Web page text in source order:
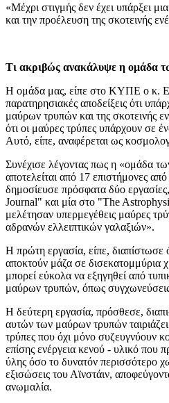
«Μέχρι στιγμής δεν έχει υπάρξει
και την προέλευση της σκοτεινής
Τι ακριβώς ανακάλυψε η ομάδα
Η ομάδα μας, είπε στο ΚΥΠΕ ο κ.
παρατηρησιακές αποδείξεις ότι
μαύρων τρυπών και της σκοτεινής
ότι οι μαύρες τρύπες υπάρχουν σε
Αυτό, είπε, αναφέρεται ως
Συνέχισε λέγοντας πως η «ομάδα
αποτελείται από 17 επιστήμονες
δημοσίευσε πρόσφατα δύο
Journal" και μία στο "The
μελέτησαν υπερμεγέθεις μαύρες
αδρανών ελλειπτικών γαλαξιών».
Η πρώτη εργασία, είπε, διαπίστωσε
αποκτούν μάζα σε δισεκατομμύρια
μπορεί εύκολα να εξηγηθεί από
μαύρων τρυπών, όπως
Η δεύτερη εργασία, πρόσθεσε,
αυτών των μαύρων τρυπών
τρύπες που όχι μόνο συζευγνύουν
επίσης ενέργεια κενού - υλικό που
ύλης όσο το δυνατόν περισσότερο
εξισώσεις του Αϊνστάιν,
ανωμαλία.